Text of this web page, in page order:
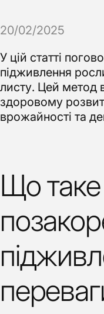
20/02/2025
У цій статті
підживлення
листу. Цей метод
здоровому
врожайності та
Що таке